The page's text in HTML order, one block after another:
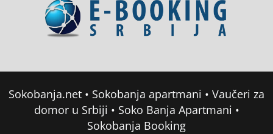
Sokobanja.net • Sokobanja apartmani • Vaučeri za
domor u Srbiji • Soko Banja Apartmani •
Sokobanja Booking